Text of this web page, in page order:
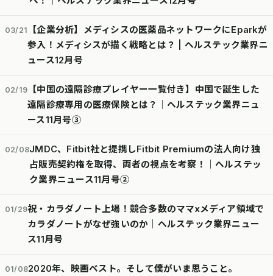
03/21
【企業分析】メディシスの医薬品ネットワークにEparkが
参入！メディシスが描く戦略とは？ | ヘルステック業界ニ
ュース12月号
02/19
【中国の遠隔診療プレイヤー一覧付き】中国で誕生した
遠隔診療専用の医療保険とは？│ヘルステック業界ニュ
ース11月号③
02/08JMDC、Fitbit社と提携しFitbit Premiumの法人向け独
占販売契約権を取得、両者の視点を考察！｜ヘルステッ
ク業界ニュース11月号②
01/29祝・カラダノート上場！競合多数のママxメディア領域で
カラダノートがなぜ強いのか｜ヘルステック業界ニュー
ス11月号
01/082020年、映画ベスト。そして僕がいま思うこと。